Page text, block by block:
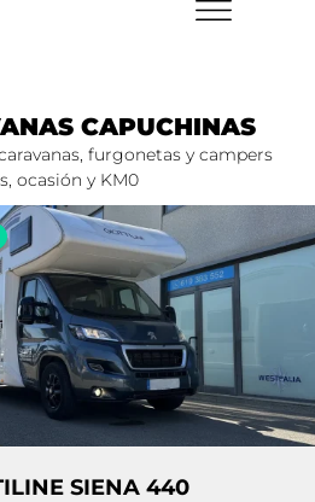
CAPUCHINAS
furgonetas y campers
ocasión y KM0
SIENA 440